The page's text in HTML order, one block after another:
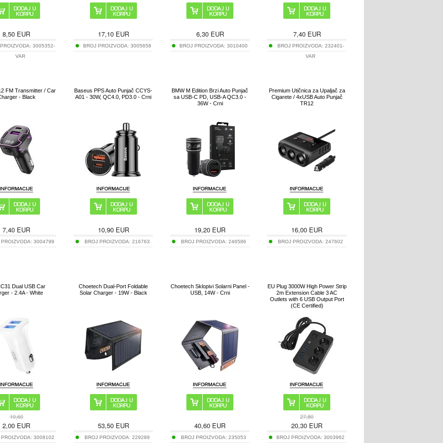
8,50 EUR
3005352-
VAR
17,10EUR
BROJ PROIZVODA: 3005658
6,30EUR
BROJ PROIZVODA:3010400
7,40EUR
BROJ PROIZVODA: 232401-
VAR
FM Transmitter / Car
- Black
7,40 EUR
3004799
Baseus PPS Auto Punjač CCYS-
A01 - 30W, QC4.0, PD3.0 - Crni
10,90EUR
BROJ PROIZVODA: 216763
BMW M Edition Brzi Auto Punjač
sa USB-C PD, USB-A QC3.0 -
36W - Crni
19,20 EUR
BROJ PROIZVODA:246586
Premium Utičnica za Upaljač za
Cigarete / 4xUSB Auto Punjač
TR12
16,00 EUR
BROJ PROIZVODA:247602
Dual USB Car
- 2.4A - White
10,60
2,00 EUR
3008102
Choetech Dual-Port Foldable
Solar Charger - 19W - Black
53,50EUR
BROJ PROIZVODA: 229289
Choetech Sklopivi Solarni Panel -
USB, 14W - Crni
40,60 EUR
BROJ PROIZVODA:235053
EU Plug 3000W High Power Strip
2m Extension Cable 3 AC
Outlets with 6 USB Output Port
(CE Certified)
27,80
20,30 EUR
BROJ PROIZVODA:3003962